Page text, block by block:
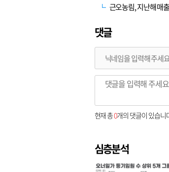
근오농림, 지난해 매
댓글
현재 총0개의 댓글이 있습니
심층분석